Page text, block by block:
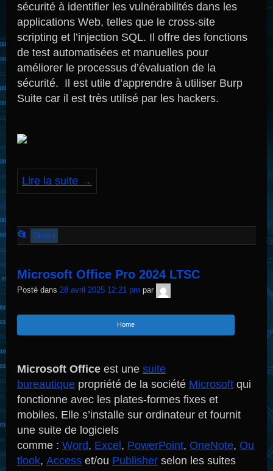
sécurité à identifier les vulnérabilités dans les
applications Web, telles que le cross-site
scripting et l’injection SQL. Il offre des fonctions
de test automatisées et manuelles pour
améliorer le processus d’évaluation de la
sécurité. Il est utile d’apprendre à utiliser Burp
Suite car il est très utilisé par les hackers.
Lire la suite →
📂
Cet
a
été
dans
Divers
Microsoft Office Pro 2024 LTSC
Posté dans 28 avril 2025 12:21 pm par
Sécurité
Home
Microsoft Office est une suite
bureautique propriété de la société Microsoft qui
fonctionne avec les plates-formes fixes et
mobiles. Elle s’installe sur ordinateur et fournit
une suite de logiciels
comme : Word, Excel , PowerPoint, OneNote, Ou
tlook, Access et/ou Publisher selon les suites